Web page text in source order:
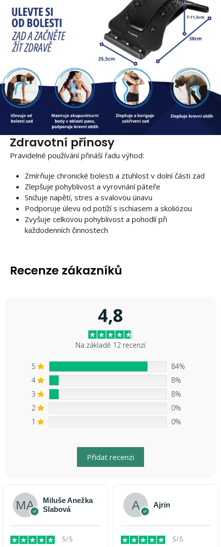
Zdravotní přínosy
Pravidelné používání přináší řadu výhod:
Zmírňuje chronické bolesti a ztuhlost v dolní části zad
Zlepšuje pohyblivost a vyrovnání páteře
Snižuje napětí, stres a svalovou únavu
Podporuje úlevu od potíží s ischiasem a skoliózou
Zvyšuje celkovou pohyblivost a pohodlí při
každodenních činnostech
Recenze zákazníků
4,8
Na základě 12 recenzí
5
84%
4
8%
3
8%
2
0%
1
0%
Přidat recenzi
Miluše Anežka
Slabová
5/5
Ajrin
5/5